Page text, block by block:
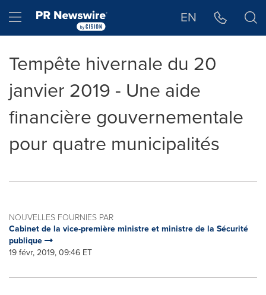
Hamburger menu EN
Tempête hivernale du 20
janvier 2019 - Une aide
financière gouvernementale
pour quatre municipalités
NOUVELLES FOURNIES PAR
Cabinet de la vice-première ministre et ministre de la Sécurité
publique
19 févr, 2019, 09:46 ET